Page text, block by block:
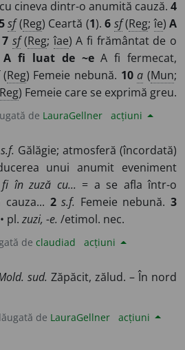
cineva dintr-o anumită cauză. 4
sf(Reg) Ceartă (1). 6 sf(Reg;îe) A
7 sf(Reg;îae) A fi frământat de o
A fi luat de ~eA fi fermecat,
Reg) Femeie nebună. 10 a (Mun;
Reg) Femeie care se exprimă greu.
de LauraGellner acțiuni
s.f. Gălăgie; atmosferă (încordată)
unui anumit eveniment
în zuză cu... = a se afla într-o
2 s.f. Femeie nebună. 3
pl. zuzi, -e. /etimol. nec.
de claudiad acțiuni
sud. Zăpăcit, zălud. – În nord
de LauraGellner acțiuni